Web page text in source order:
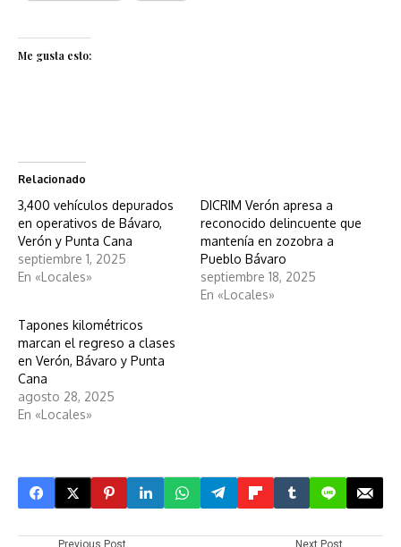
Me gusta esto:
Relacionado
3,400 vehículos depurados
en operativos de Bávaro,
Verón y Punta Cana
septiembre 1, 2025
En «Locales»
DICRIM Verón apresa a
reconocido delincuente que
mantenía en zozobra a
Pueblo Bávaro
septiembre 18, 2025
En «Locales»
Tapones kilométricos
marcan el regreso a clases
en Verón, Bávaro y Punta
Cana
agosto 28, 2025
En «Locales»
Previous Post Next Post